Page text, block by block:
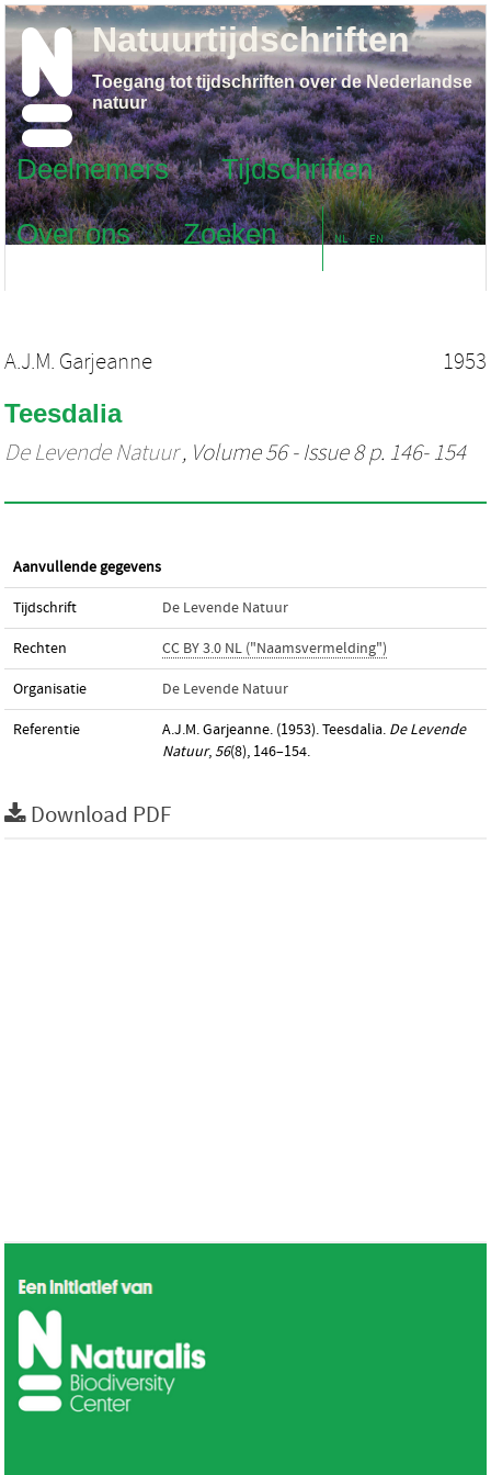
Deelnemers
Tijdschriften
Over ons
Zoeken NL EN
Natuurtijdschriften
Toegang tot tijdschriften over de Nederlandse
natuur
A.J.M. Garjeanne 1953
Teesdalia
De Levende Natuur, Volume 56 - Issue 8 p. 146- 154
Aanvullende gegevens
Tijdschrift De Levende Natuur
Rechten CC BY 3.0 NL ("Naamsvermelding")
Organisatie De Levende Natuur
Referentie A.J.M. Garjeanne. (1953). Teesdalia. De Levende
Natuur,56(8), 146–154.
Download PDF